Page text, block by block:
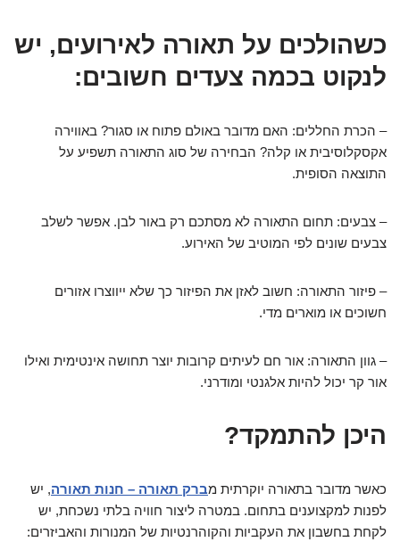
כשהולכים על תאורה לאירועים, יש
לנקוט בכמה צעדים חשובים:
– הכרת החללים: האם מדובר באולם פתוח או סגור? באווירה
אקסקלוסיבית או קלה? הבחירה של סוג התאורה תשפיע על
התוצאה הסופית.
– צבעים: תחום התאורה לא מסתכם רק באור לבן. אפשר לשלב
צבעים שונים לפי המוטיב של האירוע.
– פיזור התאורה: חשוב לאזן את הפיזור כך שלא ייווצרו אזורים
חשוכים או מוארים מדי.
– גוון התאורה: אור חם לעיתים קרובות יוצר תחושה אינטימית ואילו
אור קר יכול להיות אלגנטי ומודרני.
היכן להתמקד?
כאשר מדובר בתאורה יוקרתית מברק תאורה – חנות תאורה, יש
לפנות למקצוענים בתחום. במטרה ליצור חוויה בלתי נשכחת, יש
לקחת בחשבון את העקביות והקוהרנטיות של המנורות והאביזרים: